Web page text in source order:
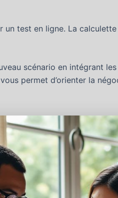
test en ligne. La calculette
scénario en intégrant les
permet d’orienter la